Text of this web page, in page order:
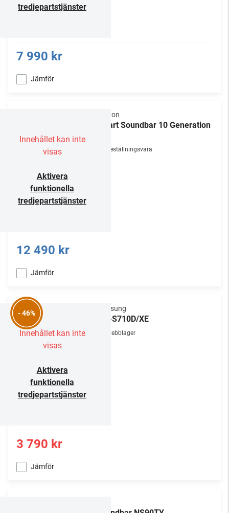
tredjepartstjänster
7 990 kr
Jämför
Innehållet kan inte
visas
Aktivera
funktionella
tredjepartstjänster
Canton
Smart Soundbar 10 Generation
Beställningsvara
12 490 kr
Jämför
- 46%
Innehållet kan inte
visas
Aktivera
funktionella
tredjepartstjänster
Samsung
HW-S710D/XE
Webblager
3 790 kr
Jämför